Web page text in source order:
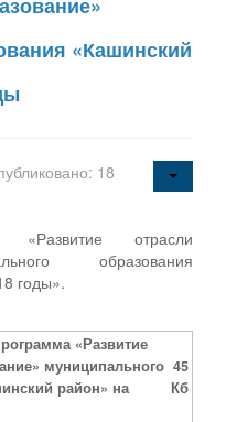
«Кашинский
18
«Развитие отрасли
образования
годы».
«Развитие
муниципального
район» на
45
Кб